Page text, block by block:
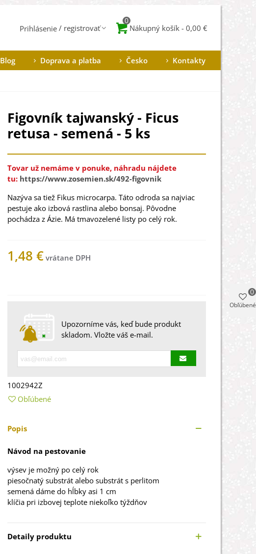
Prihlásenie
0
Nákupný košík - 0,00 €
Blog Doprava a platba Česko Kontakty
Figovník tajwanský - Ficus
retusa - semená - 5 ks
Tovar už nemáme v ponuke, náhradu nájdete
tu: https://www.zosemien.sk/492-figovnik
Nazýva sa tiež Fikus microcarpa. Táto odroda sa najviac
pestuje ako izbová rastlina alebo bonsaj. Pôvodne
pochádza z Ázie. Má tmavozelené listy po celý rok.
1,48 €
Upozorníme vás, keď bude produkt
skladom. Vložte váš e-mail.
1002942Z
Obľúbené
Popis
Návod na pestovanie
výsev je možný po celý rok
piesočnatý substrát alebo substrát s perlitom
semená dáme do hĺbky asi 1 cm
klíčia pri izbovej teplote niekoľko týždňov
Detaily produktu
Obľúbené
0